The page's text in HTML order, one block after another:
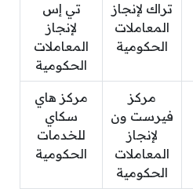
تراك لإنجاز
المعاملات
الحكومية
تي إس
لإنجاز
المعاملات
الحكومية
مركز
فيرست ون
لإنجاز
المعاملات
الحكومية
مركز هاي
سكاي
للخدمات
الحكومية